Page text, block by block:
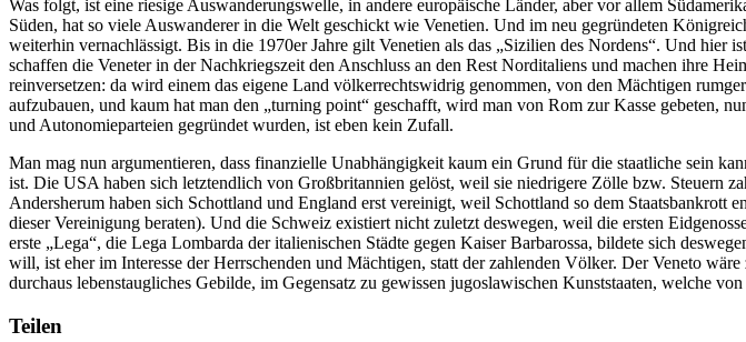
Was folgt, ist eine riesige Auswanderungswelle, in andere europäische Länder, aber vor allem
Süden, hat so viele Auswanderer in die Welt geschickt wie Venetien. Und im neu gegründeten
weiterhin vernachlässigt. Bis in die 1970er Jahre gilt Venetien als das „Sizilien des Nordens“. Und
schaffen die Veneter in der Nachkriegszeit den Anschluss an den Rest Norditaliens und machen ihre
reinversetzen: da wird einem das eigene Land völkerrechtswidrig genommen, von den Mächtigen
aufzubauen, und kaum hat man den „turning point“ geschafft, wird man von Rom zur Kasse gebeten,
und Autonomieparteien gegründet wurden, ist eben kein Zufall.
Man mag nun argumentieren, dass finanzielle Unabhängigkeit kaum ein Grund für die staatliche sein
ist. Die USA haben sich letztendlich von Großbritannien gelöst, weil sie niedrigere Zölle bzw. Steuern
Andersherum haben sich Schottland und England erst vereinigt, weil Schottland so dem Staatsbankrott
dieser Vereinigung beraten). Und die Schweiz existiert nicht zuletzt deswegen, weil die ersten
erste „Lega“, die Lega Lombarda der italienischen Städte gegen Kaiser Barbarossa, bildete sich
will, ist eher im Interesse der Herrschenden und Mächtigen, statt der zahlenden Völker. Der Veneto
durchaus lebenstaugliches Gebilde, im Gegensatz zu gewissen jugoslawischen Kunststaaten, welche
Teilen